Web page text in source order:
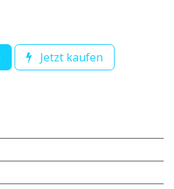
Jetzt kaufen